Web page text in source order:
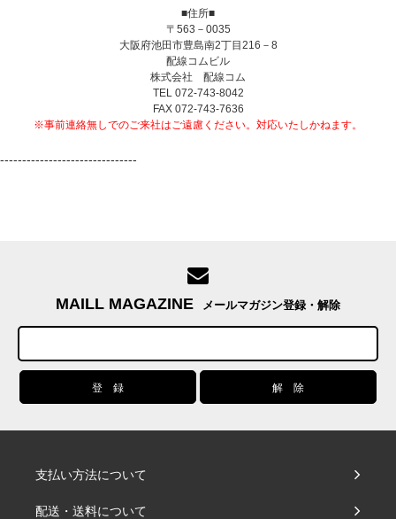
■住所■
〒563－0035
大阪府池田市豊島南2丁目216－8
配線コムビル
株式会社 配線コム
TEL 072-743-8042
FAX 072-743-7636
※事前連絡無しでのご来社はご遠慮ください。対応いたしかねます。
-------------------------------
MAILL MAGAZINE メールマガジン登録・解除
支払い方法について
配送・送料について